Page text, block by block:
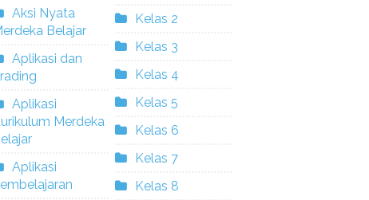
Aksi Nyata
Belajar
Aplikasi dan
Aplikasi
Merdeka
Aplikasi
Kelas 2
Kelas 3
Kelas 4
Kelas 5
Kelas 6
Kelas 7
Kelas 8